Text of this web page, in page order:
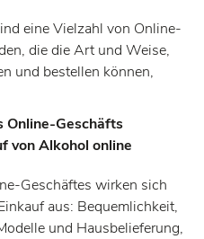
eine Vielzahl von Online-
die die Art und Weise,
und bestellen können,
Online-Geschäfts
von Alkohol online
Geschäftes wirken sich
aus: Bequemlichkeit,
und Hausbelieferung,